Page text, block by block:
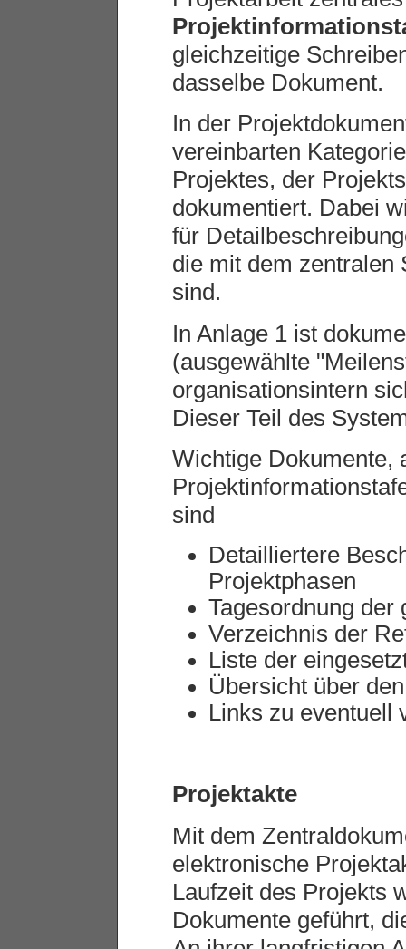
gleichzeitige
dasselbe Dokument.
In der
vereinbarten
Projektes, der
dokumentiert. Dabei
für
die mit dem zentralen
sind.
In Anlage 1 ist
(ausgewählte
organisationsintern
Dieser Teil des
Wichtige Dokumente,
sind
Detailliertere
Projektphasen
Tagesordnung der
Verzeichnis der
Liste der
Übersicht über
Links zu eventuell
Projektakte
Mit dem
elektronische
Laufzeit des Projekts
Dokumente geführt,